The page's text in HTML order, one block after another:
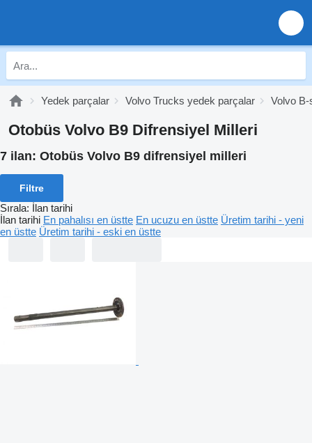
Yedek parçalar Volvo Trucks yedek parçalar Volvo
Otobüs Volvo B9 Difrensiyel Milleri
7 ilan: Otobüs Volvo B9 difrensiyel milleri
Filtre
Sırala: İlan tarihi
İlan tarihi En pahalısı en üstte En ucuzu en üstte Üretim tarihi - yeni
en üstte Üretim tarihi - eski en üstte